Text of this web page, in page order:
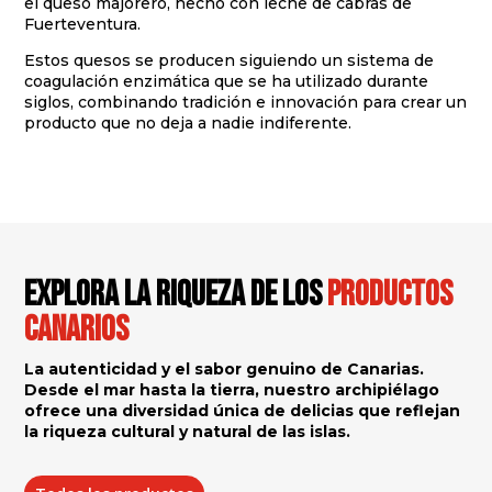
Fuerteventura.
Estos quesos se producen siguiendo un sistema de
coagulación enzimática que se ha utilizado durante
siglos, combinando tradición e innovación para crear un
producto que no deja a nadie indiferente.
Explora la riqueza de losproductos
canarios
La autenticidad y el sabor genuino de Canarias.
Desde el mar hasta la tierra, nuestro archipiélago
ofrece una diversidad única de delicias que reflejan
la riqueza cultural y natural de las islas.